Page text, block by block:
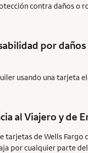
contra daños o
por
usando una tarjeta
al Viajero y de
de Wells Fargo
por cualquier parte